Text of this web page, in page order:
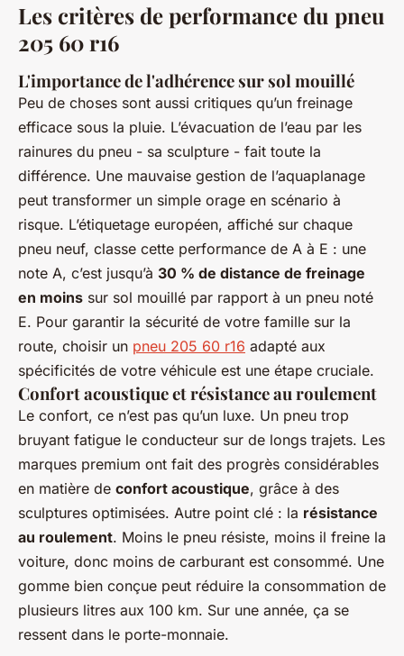
Les critères de performance du pneu
205 60 r16
L'importance de l'adhérence sur sol mouillé
Peu de choses sont aussi critiques qu’un freinage
efficace sous la pluie. L’évacuation de l’eau par les
rainures du pneu - sa sculpture - fait toute la
différence. Une mauvaise gestion de l’aquaplanage
peut transformer un simple orage en scénario à
risque. L’étiquetage européen, affiché sur chaque
pneu neuf, classe cette performance de A à E : une
note A, c’est jusqu’à 30 % de distance de freinage
en moins sur sol mouillé par rapport à un pneu noté
E. Pour garantir la sécurité de votre famille sur la
route, choisir un pneu 205 60 r16 adapté aux
spécificités de votre véhicule est une étape cruciale.
Confort acoustique et résistance au roulement
Le confort, ce n’est pas qu’un luxe. Un pneu trop
bruyant fatigue le conducteur sur de longs trajets. Les
marques premium ont fait des progrès considérables
en matière de confort acoustique, grâce à des
sculptures optimisées. Autre point clé : la résistance
au roulement. Moins le pneu résiste, moins il freine la
voiture, donc moins de carburant est consommé. Une
gomme bien conçue peut réduire la consommation de
plusieurs litres aux 100 km. Sur une année, ça se
ressent dans le porte-monnaie.